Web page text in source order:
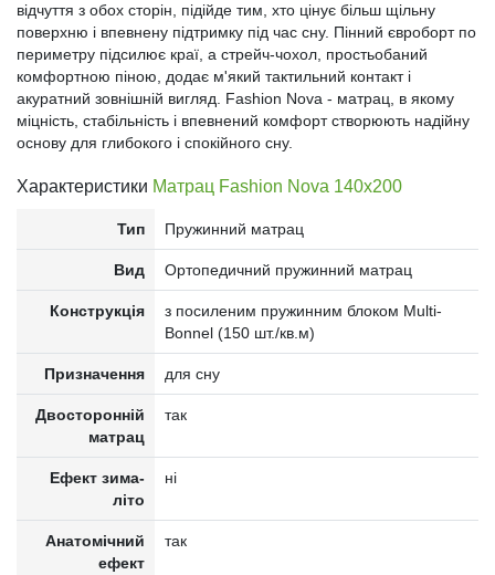
відчуття з обох сторін, підійде тим, хто цінує більш щільну
поверхню і впевнену підтримку під час сну. Пінний євроборт по
периметру підсилює краї, а стрейч-чохол, простьобаний
комфортною піною, додає м'який тактильний контакт і
акуратний зовнішній вигляд. Fashion Nova - матрац, в якому
міцність, стабільність і впевнений комфорт створюють надійну
основу для глибокого і спокійного сну.
Характеристики Матрац Fashion Nova 140x200
Тип Пружинний матрац
Вид Ортопедичний пружинний матрац
Конструкція
з посиленим пружинним блоком Multi-
Bonnel (150 шт./кв.м)
Призначення для сну
Двосторонній
матрац
так
Ефект зима-
літо
ні
Анатомічний
ефект
так